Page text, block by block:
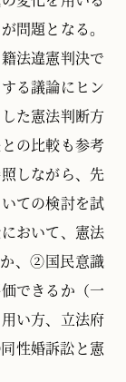
問題となる。
法違憲判決で
る議論にヒン
た憲法判断方
の比較も参考
しながら、先
ての検討を試
おいて、憲法
、②国民意識
できるか（一
い方、立法府
性婚訴訟と憲